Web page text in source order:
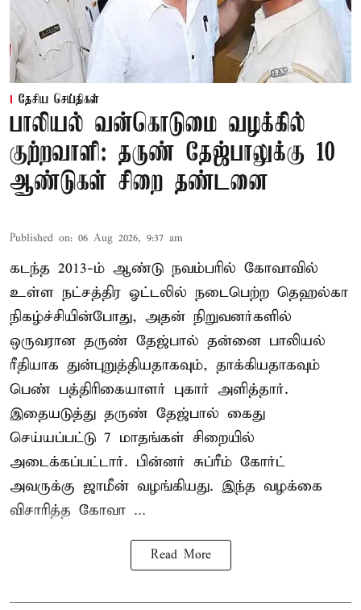
தேசிய செய்திகள்
பாலியல் வன்கொடுமை வழக்கில்
குற்றவாளி: தருண் தேஜ்பாலுக்கு 10
ஆண்டுகள் சிறை தண்டனை
Published on: 06 Aug 2026, 9:37 am
கடந்த 2013-ம் ஆண்டு நவம்பரில் கோவாவில்
உள்ள நட்சத்திர ஓட்டலில் நடைபெற்ற தெஹல்கா
நிகழ்ச்சியின்போது, அதன் நிறுவனர்களில்
ஒருவரான தருண் தேஜ்பால் தன்னை பாலியல்
ரீதியாக துன்புறுத்தியதாகவும், தாக்கியதாகவும்
பெண் பத்திரிகையாளர் புகார் அளித்தார்.
இதையடுத்து தருண் தேஜ்பால் கைது
செய்யப்பட்டு 7 மாதங்கள் சிறையில்
அடைக்கப்பட்டார். பின்னர் சுப்ரீம் கோர்ட்
அவருக்கு ஜாமீன் வழங்கியது. இந்த வழக்கை
விசாரித்த கோவா ...
Read More